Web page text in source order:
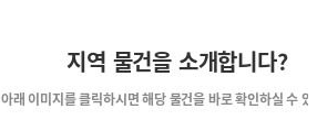
지역 물건을 소개합니다?
아래 이미지를 클릭하시면해당 물건을 바로 확인하실 수